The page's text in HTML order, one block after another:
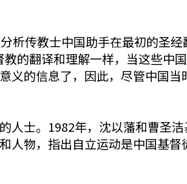
析传教士中国助手在最初的圣
的翻译和理解一样，当这些
的信息了，因此，尽管中国
人士。1982年，沈以藩和曹圣
人物，指出自立运动是中国基